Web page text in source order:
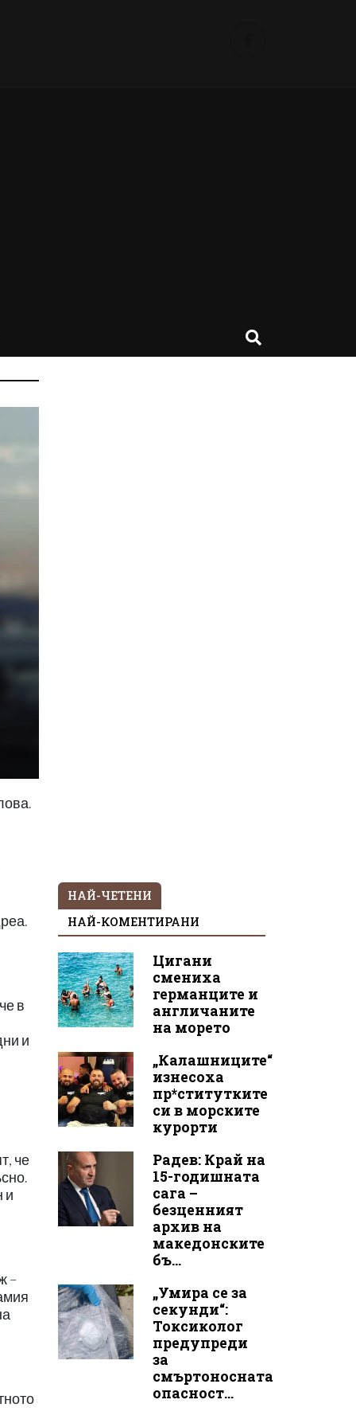
в
и
че
и
–
НАЙ-ЧЕТЕНИ
НАЙ-КОМЕНТИРАНИ
Цигани
смениха
германците и
англичаните
на морето
„Калашниците“
изнесоха
пр*ститутките
си в морските
курорти
Радев: Край на
15-годишната
сага –
безценният
архив на
македонските
бъ...
„Умира се за
секунди“:
Токсиколог
предупреди
за
смъртоносната
опасност...